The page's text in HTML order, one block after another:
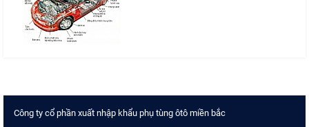
Công ty cổ phần xuất nhập khẩu phụ tùng ôtô miền bắc